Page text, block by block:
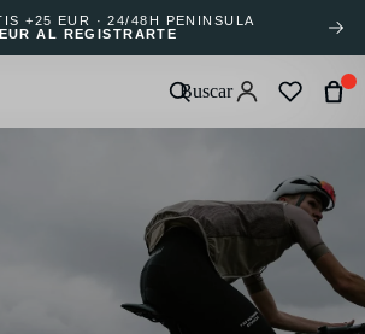
+25 EUR · 24/48H PENÍNSULA
AL REGISTRARTE
Buscar